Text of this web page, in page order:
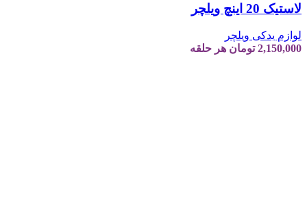
لاستیک 20 اینچ ویلچر
لوازم یدکی ویلچر
2,150,000 تومان هر حلقه